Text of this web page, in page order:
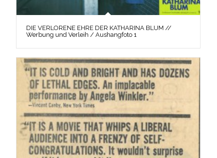
DIE VERLORENE EHRE DER KATHARINA BLUM //
Werbung und Verleih / Aushangfoto 1